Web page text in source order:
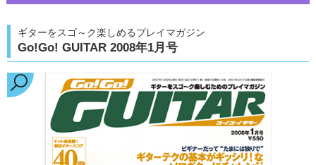
ギターをスゴ～ク楽しめるプレイマガジン
Go!Go! GUITAR 2008年1月号